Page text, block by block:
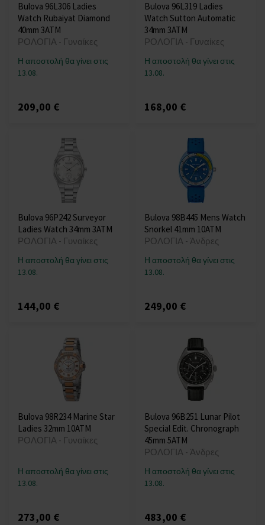
Bulova 96L306 Ladies
Watch Rubaiyat Diamond
40mm 3ATM
ΡΟΛΟΓΙΑ - Γυναίκες
Η αποστολή θα γίνει στις
13.08.
209,00 €
Bulova 96L319 Ladies
Watch Sutton Automatic
34mm 3ATM
ΡΟΛΟΓΙΑ - Γυναίκες
Η αποστολή θα γίνει στις
13.08.
168,00 €
Bulova 96P242 Surveyor
Ladies Watch 34mm 3ATM
ΡΟΛΟΓΙΑ - Γυναίκες
Η αποστολή θα γίνει στις
13.08.
144,00 €
Bulova 98B445 Mens Watch
Snorkel 41mm 10ATM
ΡΟΛΟΓΙΑ - Άνδρες
Η αποστολή θα γίνει στις
13.08.
249,00 €
Bulova 98R234 Marine Star
Ladies 32mm 10ATM
ΡΟΛΟΓΙΑ - Γυναίκες
Η αποστολή θα γίνει στις
13.08.
273,00 €
Bulova 96B251 Lunar Pilot
Special Edit. Chronograph
45mm 5ATM
ΡΟΛΟΓΙΑ - Άνδρες
Η αποστολή θα γίνει στις
13.08.
483,00 €